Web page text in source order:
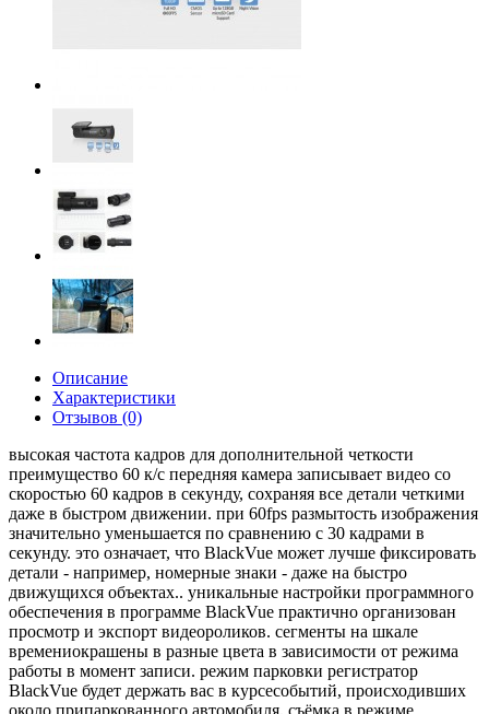
Описание
Характеристики
Отзывов (0)
высокая частота кадров для дополнительной четкости
преимущество 60 к/с передняя камера записывает видео со
скоростью 60 кадров в секунду, сохраняя все детали четкими
даже в быстром движении. при 60fps размытость изображения
значительно уменьшается по сравнению с 30 кадрами в
секунду. это означает, что BlackVue может лучше фиксировать
детали - например, номерные знаки - даже на быстро
движущихся объектах.. уникальные настройки программного
обеспечения в программе BlackVue практично организован
просмотр и экспорт видеороликов. сегменты на шкале
времениокрашены в разные цвета в зависимости от режима
работы в момент записи. режим парковки регистратор
BlackVue будет держать вас в курсесобытий, происходивших
около припаркованного автомобиля. съёмка в режиме